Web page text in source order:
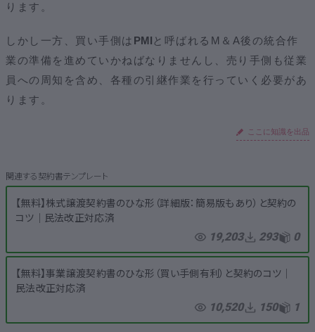
ります。
しかし一方、買い手側は PMI と呼ばれるM＆A後の統合作
業の準備を進めていかねばなりませんし、売り手側も従業
員への周知を含め、各種の引継作業を行っていく必要があ
ります。
ここに知識を出品
【無料】株式譲渡契約書のひな形（詳細版：簡易版もあり）と契約の
コツ│民法改正対応済
19,203 293 0
【無料】事業譲渡契約書のひな形（買い手側有利）と契約のコツ│
民法改正対応済
10,520 150 1